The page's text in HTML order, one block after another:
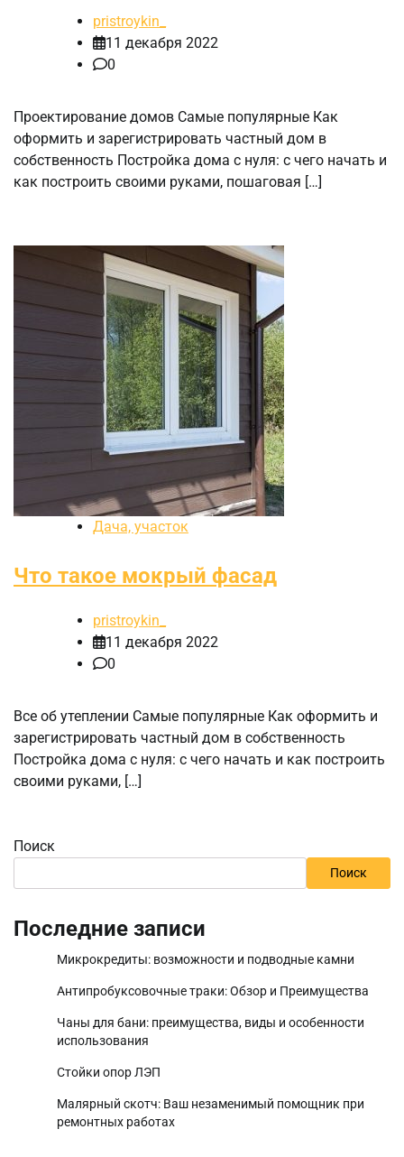
pristroykin_
11 декабря 2022
0
Проектирование домов Самые популярные Как
оформить и зарегистрировать частный дом в
собственность Постройка дома с нуля: с чего начать и
как построить своими руками, пошаговая […]
Дача, участок
Что такое мокрый фасад
pristroykin_
11 декабря 2022
0
Все об утеплении Самые популярные Как оформить и
зарегистрировать частный дом в собственность
Постройка дома с нуля: с чего начать и как построить
своими руками, […]
Поиск
Поиск
Последние записи
Микрокредиты: возможности и подводные камни
Антипробуксовочные траки: Обзор и Преимущества
Чаны для бани: преимущества, виды и особенности
использования
Стойки опор ЛЭП
Малярный скотч: Ваш незаменимый помощник при
ремонтных работах